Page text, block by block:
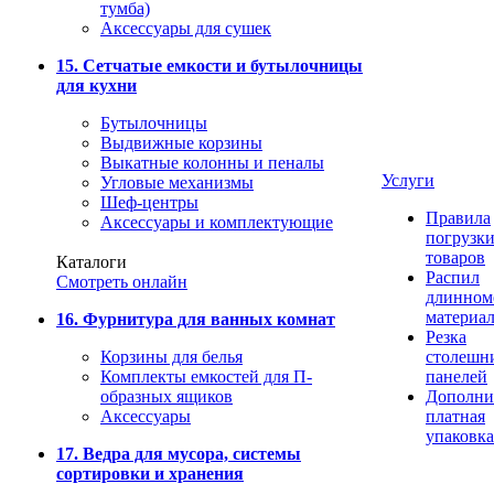
тумба)
Аксессуары для сушек
15. Сетчатые емкости и бутылочницы
для кухни
Бутылочницы
Выдвижные корзины
Выкатные колонны и пеналы
Угловые механизмы
Шеф-центры
Аксессуары и комплектующие
Каталоги
Смотреть онлайн
16. Фурнитура для ванных комнат
Корзины для белья
Комплекты емкостей для П-
образных ящиков
Аксессуары
17. Ведра для мусора, системы
сортировки и хранения
Услуги
Правила
погрузки
товаров
Распил
Резка
панелей
платная
упаковка